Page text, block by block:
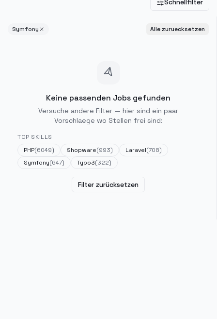
Schnellfilter
Symfony Alle zuruecksetzen
Keine passenden Jobs gefunden
Versuche andere Filter — hier sind ein paar
Vorschlaege wo Stellen frei sind:
TOP SKILLS
PHP(6049) Shopware(993) Laravel(708)
Symfony(647) Typo3(322)
Filter zurücksetzen